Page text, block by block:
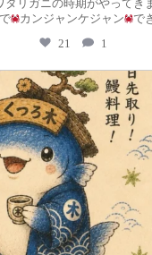
タリガニの時期がやってき
カンジャンケジャン で
21 1
kutsurogi.sannomiya
6月 13